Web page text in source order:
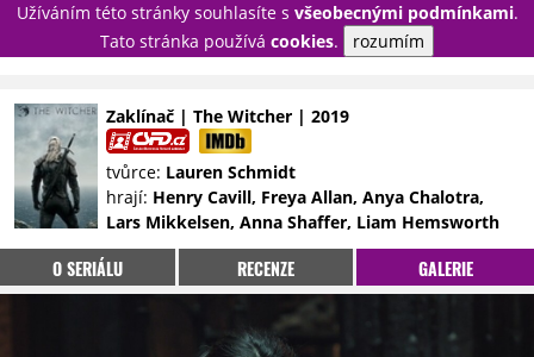
Užíváním této stránky souhlasíte s všeobecnými podmínkami.
Tato stránka používá cookies. rozumím
PŘIHLÁSIT
NOVINKY
TÉMATA
RECENZE
EPIZODY
KULT
TRAILERY
GALERIE
DISKUZE
STATISTIKY
TIRÁŽ
Zaklínač | The Witcher | 2019
tvůrce: Lauren Schmidt
hrají: Henry Cavill, Freya Allan, Anya Chalotra,
Lars Mikkelsen, Anna Shaffer, Liam Hemsworth
O SERIÁLU RECENZE GALERIE